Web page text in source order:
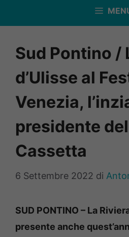
Sud Pontino /
d’Ulisse al
Venezia,
presidente
Cassetta
6 Settembre 2022 di
SUD PONTINO – La
presente anche